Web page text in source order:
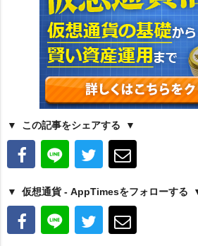
この記事をシェアする
仮想通貨 - AppTimesをフォローする